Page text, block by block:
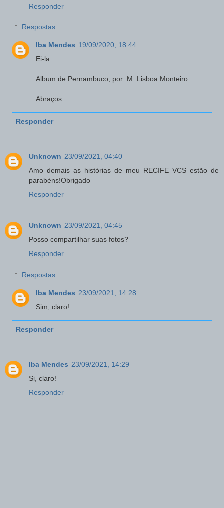
Responder
Respostas
Iba Mendes 19/09/2020, 18:44
Ei-la:
Album de Pernambuco, por: M. Lisboa Monteiro.
Abraços...
Responder
Unknown 23/09/2021, 04:40
Amo demais as histórias de meu RECIFE VCS estão de
parabéns!Obrigado
Responder
Unknown 23/09/2021, 04:45
Posso compartilhar suas fotos?
Responder
Respostas
Iba Mendes 23/09/2021, 14:28
Sim, claro!
Responder
Iba Mendes 23/09/2021, 14:29
Si, claro!
Responder